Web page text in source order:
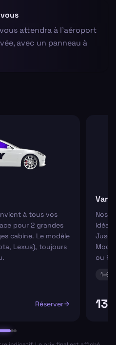
attendra à l'aéroport
avec un panneau à
à tous vos
pour 2 grandes
cabine. Le modèle
Lexus), toujours
Réserver
Van
Nos
ou
1–6